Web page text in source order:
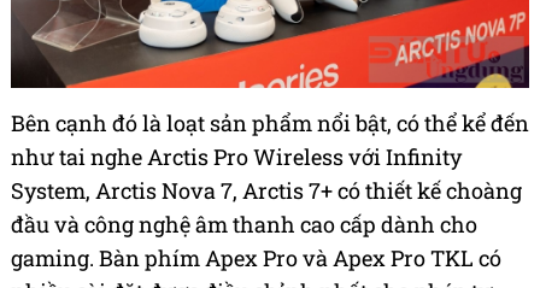
Bên cạnh đó là loạt sản phẩm nổi bật, có thể kể đến
như tai nghe Arctis Pro Wireless với Infinity
System, Arctis Nova 7, Arctis 7+ có thiết kế choàng
đầu và công nghệ âm thanh cao cấp dành cho
gaming. Bàn phím Apex Pro và Apex Pro TKL có